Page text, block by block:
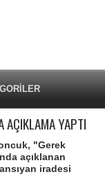
AÇIKLAMA YAPTI
"Gerek
açıklanan
iradesi